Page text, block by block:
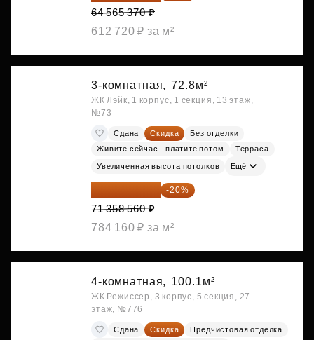
64 565 370 ₽
612 720 ₽ за м²
3-комнатная, 72.8м²
ЖК Лэйк, 1 корпус, 1 секция, 13 этаж,
№73
Сдана Скидка
Без отделки
Живите сейчас - платите потом
Терраса
Увеличенная высота потолков Ещё
57 086 848 ₽ -20%
71 358 560 ₽
784 160 ₽ за м²
4-комнатная, 100.1м²
ЖК Режиссер, 3 корпус, 5 секция, 27
этаж, №776
Сдана Скидка
Предчистовая отделка